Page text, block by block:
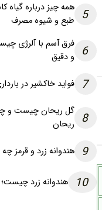
5
همه چیز درباره
طبع و شیوه مصرف
6
فرق آسم با آلرژی
و دقیق
7 فواید خاکشیر در
8 گل ریحان چیست و
ریحان
9 هندوانه زرد و قرمز
10 هندوانه زرد